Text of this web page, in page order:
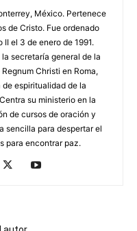
México. Pertenece
de Cristo. Fue ordenado
el 3 de enero de 1991.
secretaría general de la
Christi en Roma,
espiritualidad de la
su ministerio en la
de cursos de oración y
sencilla para despertar el
para encontrar paz.